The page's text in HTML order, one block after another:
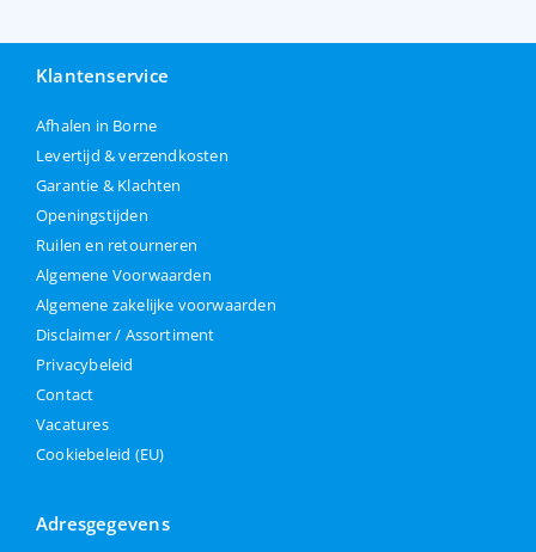
Klantenservice
Afhalen in Borne
Levertijd & verzendkosten
Garantie & Klachten
Openingstijden
Ruilen en retourneren
Algemene Voorwaarden
Algemene zakelijke voorwaarden
Disclaimer / Assortiment
Privacybeleid
Contact
Vacatures
Cookiebeleid (EU)
Adresgegevens